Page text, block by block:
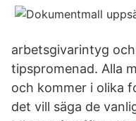
arbetsgivarintyg
tipspromenad. Alla
och kommer i olika
det vill säga de